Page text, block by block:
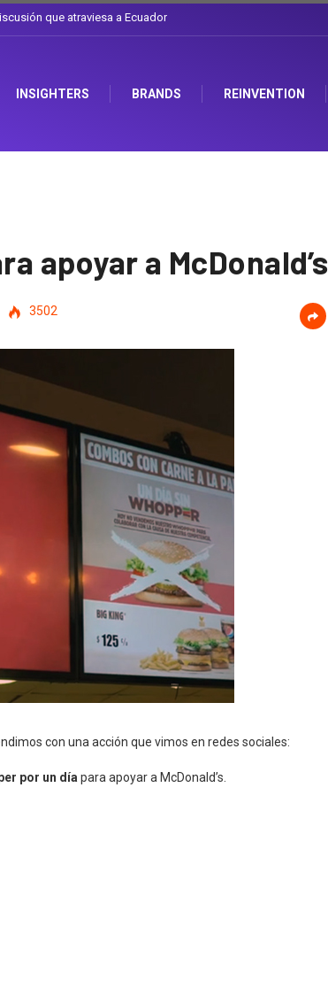
en Corporación Favorita
INSIGHTERS BRANDS REINVENTION
apoyar a McDonald’s
3502
con una acción que vimos en redes sociales:
por un díapara apoyar a McDonald’s.